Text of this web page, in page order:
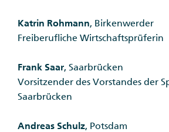
Katrin Rohmann, Birkenwerder
Freiberufliche Wirtschaftsprüferin
Frank Saar, Saarbrücken
Vorsitzender des Vorstandes der
Saarbrücken
Andreas Schulz, Potsdam